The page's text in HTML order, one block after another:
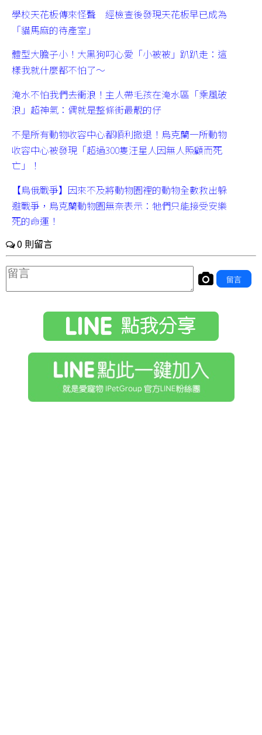
學校天花板傳來怪聲 經檢查後發現天花板早已成為
「貓馬麻的待產室」
體型大膽子小！大黑狗叼心愛「小被被」趴趴走：這
樣我就什麼都不怕了～
淹水不怕我們去衝浪！主人帶毛孩在淹水區「乘風破
浪」超神氣：偶就是整條街最靚的仔
不是所有動物收容中心都順利撤退！烏克蘭一所動物
收容中心被發現「超過300隻汪星人因無人照顧而死
亡」！
【烏俄戰爭】因來不及將動物園裡的動物全數救出躲
避戰爭，烏克蘭動物園無奈表示：牠們只能接受安樂
死的命運！